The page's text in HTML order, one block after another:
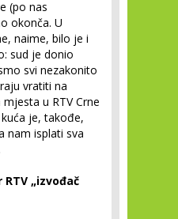
(po nas
okonča. U
naime, bilo je i
sud je donio
svi nezakonito
vratiti na
u RTV Crne
je, takođe,
nam isplati sva
„izvođač